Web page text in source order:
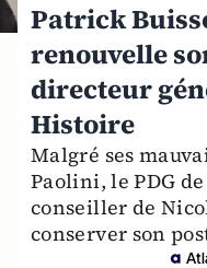
Patrick
renouvelle
directeur
Histoire
Malgré ses
Paolini, le PDG
conseiller de
conserver son